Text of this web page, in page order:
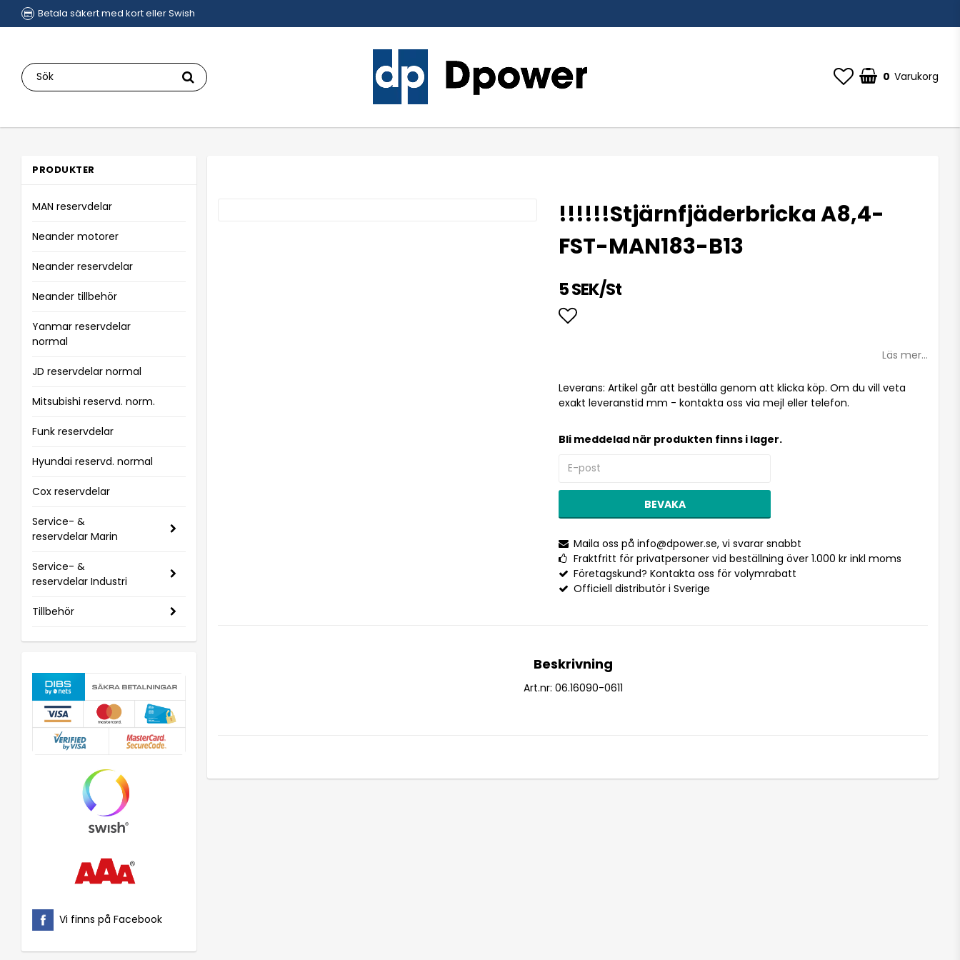
Betala säkert med kort eller Swish
0 Varukorg
PRODUKTER
MAN reservdelar
Neander motorer
Neander reservdelar
Neander tillbehör
Yanmar reservdelar
normal
JD reservdelar normal
Mitsubishi reservd. norm.
Funk reservdelar
Hyundai reservd. normal
Cox reservdelar
Service- &
reservdelar Marin
Service- &
reservdelar Industri
Tillbehör
Vi finns på Facebook
!!!!!!Stjärnfjäderbricka A8,4-
FST-MAN183-B13
5 SEK/St
Läs mer...
Leverans:Artikel går att beställa genom att klicka köp. Om du vill veta
exakt leveranstid mm - kontakta oss via mejl eller telefon.
Bli meddelad när produkten finns i lager.
BEVAKA
Maila oss påinfo@dpower.se, vi svarar snabbt
Fraktfritt för privatpersoner vid beställning över 1.000 kr inkl moms
Företagskund? Kontakta oss för volymrabatt
Officiell distributör i Sverige
Beskrivning
Art.nr: 06.16090-0611